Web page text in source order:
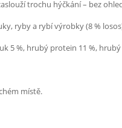
trochu hýčkání – bez
ryby a rybí výrobky (8 %
5 %, hrubý protein 11 %,
místě.